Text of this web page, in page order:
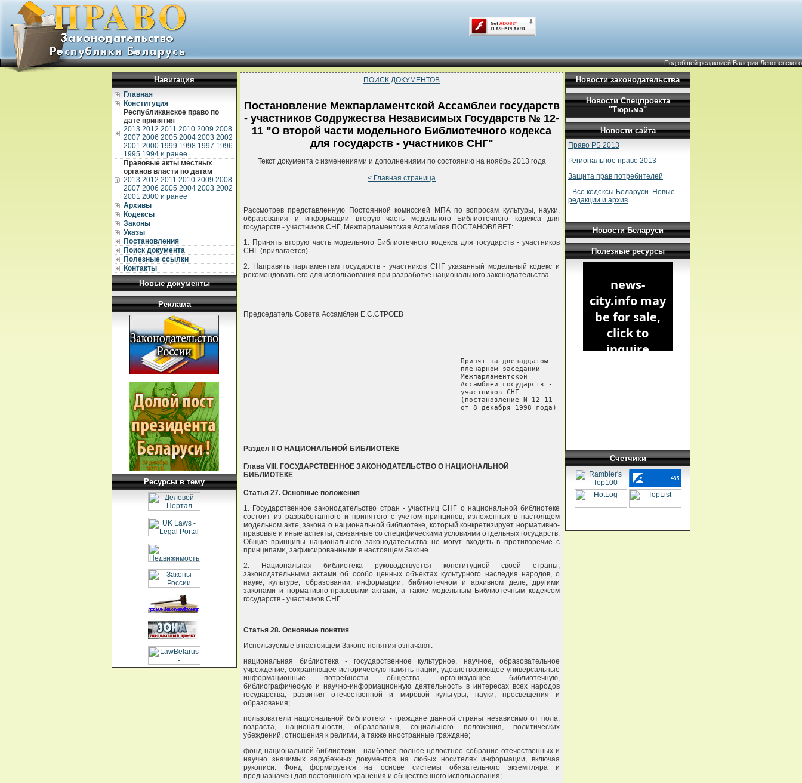
Под общей редакцией Валерия Левоневского
Навигация
Главная
Конституция
Республиканское право по
дате принятия
2013 2012 2011 2010 2009 2008
2007 2006 2005 2004 2003 2002
2001 2000 1999 1998 1997 1996
1995 1994 и ранее
Правовые акты местных
органов власти по датам
2013 2012 2011 2010 2009 2008
2007 2006 2005 2004 2003 2002
2001 2000 и ранее
Архивы
Кодексы
Законы
Указы
Постановления
Поиск документа
Полезные ссылки
Контакты
Новые документы
Реклама
Ресурсы в тему
ПОИСК ДОКУМЕНТОВ
Постановление Межпарламентской Ассамблеи государств
- участников Содружества Независимых Государств № 12-
11 "О второй части модельного Библиотечного кодекса
для государств - участников СНГ"
Текст документа с изменениями и дополнениями по состоянию на ноябрь 2013 года
< Главная страница
Рассмотрев представленную Постоянной комиссией МПА по вопросам культуры, науки,
образования и информации вторую часть модельного Библиотечного кодекса для
государств - участников СНГ, Межпарламентская Ассамблея ПОСТАНОВЛЯЕТ:
1. Принять вторую часть модельного Библиотечного кодекса для государств - участников
СНГ (прилагается).
2. Направить парламентам государств - участников СНГ указанный модельный кодекс и
рекомендовать его для использования при разработке национального законодательства.
Председатель Совета Ассамблеи Е.С.СТРОЕВ
                                                    Принят на двенадцатом
                                                    пленарном заседании
                                                    Межпарламентской
                                                    Ассамблеи государств -
                                                    участников СНГ
                                                    (постановление N 12-11
                                                    от 8 декабря 1998 года)
Раздел II О НАЦИОНАЛЬНОЙ БИБЛИОТЕКЕ
Глава VIII. ГОСУДАРСТВЕННОЕ ЗАКОНОДАТЕЛЬСТВО О НАЦИОНАЛЬНОЙ
БИБЛИОТЕКЕ
Статья 27. Основные положения
1. Государственное законодательство стран - участниц СНГ о национальной библиотеке
состоит из разработанного и принятого с учетом принципов, изложенных в настоящем
модельном акте, закона о национальной библиотеке, который конкретизирует нормативно-
правовые и иные аспекты, связанные со специфическими условиями отдельных государств.
Общие принципы национального законодательства не могут входить в противоречие с
принципами, зафиксированными в настоящем Законе.
2. Национальная библиотека руководствуется конституцией своей страны,
законодательными актами об особо ценных объектах культурного наследия народов, о
науке, культуре, образовании, информации, библиотечном и архивном деле, другими
законами и нормативно-правовыми актами, а также модельным Библиотечным кодексом
государств - участников СНГ.
Статья 28. Основные понятия
Используемые в настоящем Законе понятия означают:
национальная библиотека - государственное культурное, научное, образовательное
учреждение, сохраняющее историческую память нации, удовлетворяющее универсальные
информационные потребности общества, организующее библиотечную,
библиографическую и научно-информационную деятельность в интересах всех народов
государства, развития отечественной и мировой культуры, науки, просвещения и
образования;
пользователи национальной библиотеки - граждане данной страны независимо от пола,
возраста, национальности, образования, социального положения, политических
убеждений, отношения к религии, а также иностранные граждане;
фонд национальной библиотеки - наиболее полное целостное собрание отечественных и
научно значимых зарубежных документов на любых носителях информации, включая
рукописи. Фонд формируется на основе системы обязательного экземпляра и
предназначен для постоянного хранения и общественного использования;
Новости законодательства
Новости Спецпроекта
"Тюрьма"
Новости сайта
Право РБ 2013
Региональное право 2013
Защита прав потребителей
- Все кодексы Беларуси. Новые
редакции и архив
Новости Беларуси
Полезные ресурсы
Счетчики